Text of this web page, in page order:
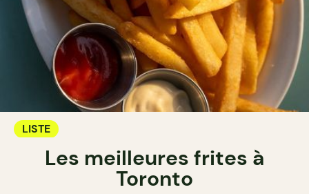
LISTE
Les meilleures frites à
Toronto